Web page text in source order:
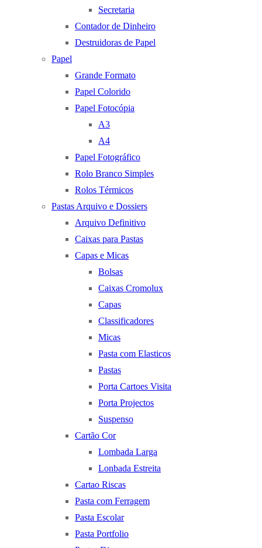
Secretaria
Contador de Dinheiro
Destruidoras de Papel
Papel
Grande Formato
Papel Colorido
Papel Fotocópia
A3
A4
Papel Fotográfico
Rolo Branco Simples
Rolos Térmicos
Pastas Arquivo e Dossiers
Arquivo Definitivo
Caixas para Pastas
Capas e Micas
Bolsas
Caixas Cromolux
Capas
Classificadores
Micas
Pasta com Elasticos
Pastas
Porta Cartoes Visita
Porta Projectos
Suspenso
Cartão Cor
Lombada Larga
Lonbada Estreita
Cartao Riscas
Pasta com Ferragem
Pasta Escolar
Pasta Portfolio